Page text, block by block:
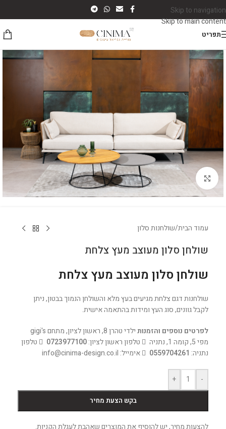
Skip to navigation
Skip to main content
תפריט
לחץ להגדלה
עמוד הבית/שולחנות סלון
שולחן סלון מעוצב מעץ צלחת
שולחן סלון מעוצב מעץ צלחת
שולחנות דגם צלחת מגיעים בעץ מלא והשולחן הנמוך בבטון, ניתן
לקבל גוונים, סוג העץ ומידות בהתאמה אישית.
לפרטים נוספים והזמנותילדי טהרן 8, ראשון לציון, מתחם gigi's
מפי 5, קומה 1, נתניה
טלפון ראשון לציון:0723977100
טלפון
נתניה: 0559704261 אימייל: info@cinima-design.co.il
-
+
בקש הצעת מחיר
להצעות מחיר, יש להוסיף את המוצרים שאהבת לעגלת הקניות.